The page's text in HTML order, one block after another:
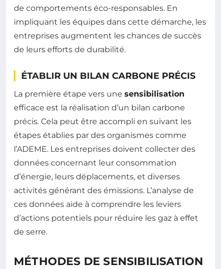
de comportements éco-responsables. En
impliquant les équipes dans cette démarche, les
entreprises augmentent les chances de succès
de leurs efforts de durabilité.
ÉTABLIR UN BILAN CARBONE PRÉCIS
La première étape vers une sensibilisation
efficace est la réalisation d’un bilan carbone
précis. Cela peut être accompli en suivant les
étapes établies par des organismes comme
l’ADEME. Les entreprises doivent collecter des
données concernant leur consommation
d’énergie, leurs déplacements, et diverses
activités générant des émissions. L’analyse de
ces données aide à comprendre les leviers
d’actions potentiels pour réduire les gaz à effet
de serre.
MÉTHODES DE SENSIBILISATION